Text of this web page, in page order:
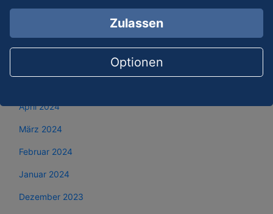
Juli 2024
April 2024
März 2024
Februar 2024
Januar 2024
Dezember 2023
Zulassen
Optionen